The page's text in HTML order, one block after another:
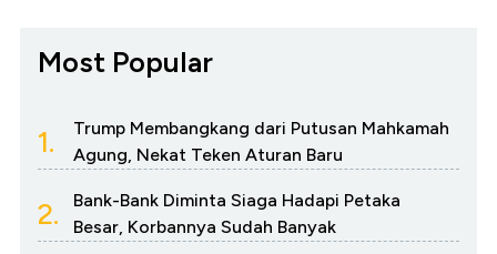
Most Popular
1.
Trump Membangkang dari Putusan Mahkamah
Agung, Nekat Teken Aturan Baru
2.
Bank-Bank Diminta Siaga Hadapi Petaka
Besar, Korbannya Sudah Banyak